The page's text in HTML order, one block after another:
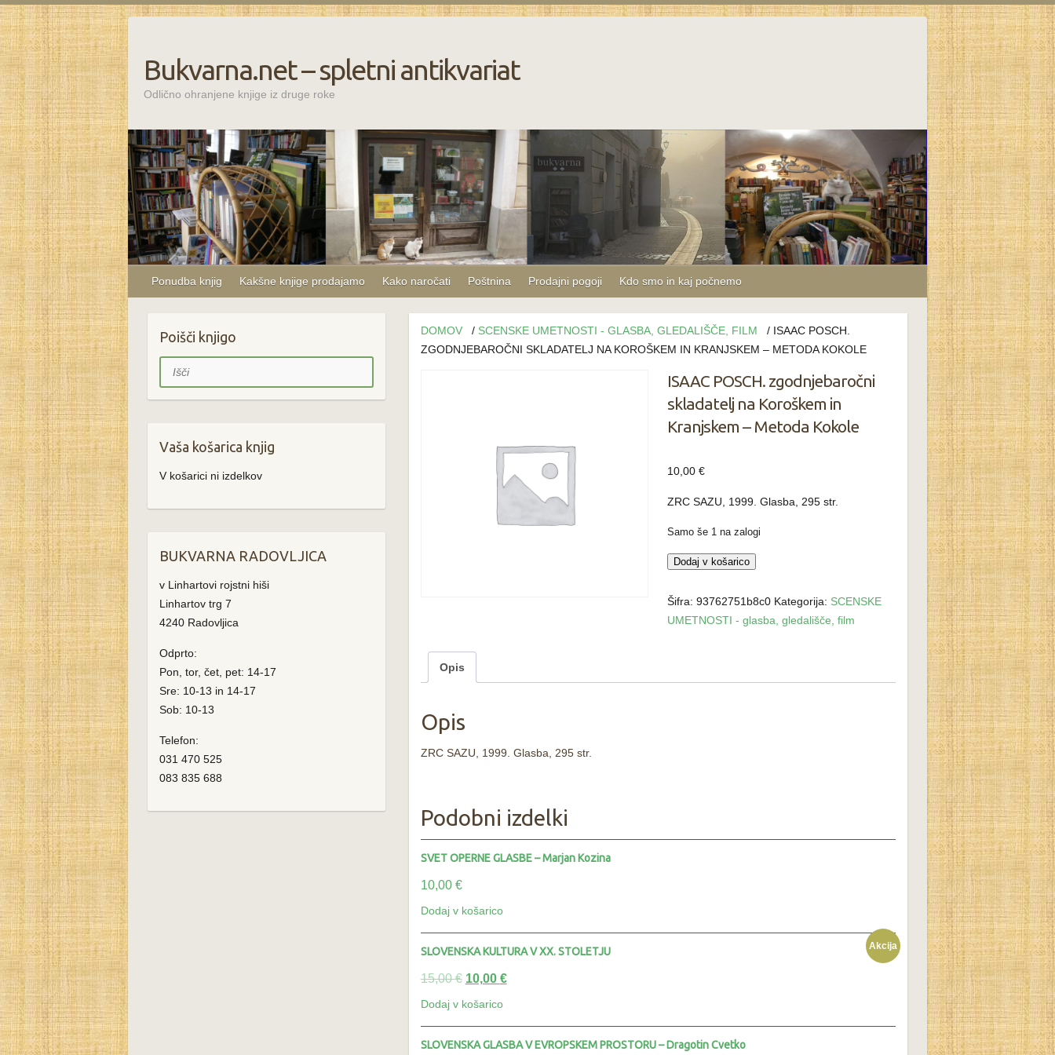
Bukvarna.net – spletni antikvariat
Odlično ohranjene knjige iz druge roke
Ponudba knjig Kakšne knjige prodajamo Kako naročati Poštnina Prodajni pogoji Kdo smo in kaj počnemo
DOMOV / SCENSKE UMETNOSTI - GLASBA, GLEDALIŠČE, FILM
/ ISAAC POSCH.
ZGODNJEBAROČNI SKLADATELJ NA KOROŠKEM IN KRANJSKEM – METODA KOKOLE
ISAAC POSCH. zgodnjebaročni
skladatelj na Koroškem in
Kranjskem – Metoda Kokole
10,00€
ZRC SAZU, 1999. Glasba, 295 str.
Samo še 1 na zalogi
ISAAC
zgodnjebaročni
skladatelj
Dodaj v košarico
Šifra:93762751b8c0 Kategorija: SCENSKE
UMETNOSTI - glasba, gledališče, film
Opis
Opis
ZRC SAZU, 1999. Glasba, 295 str.
Podobni izdelki
SVET OPERNE GLASBE – Marjan Kozina
10,00 €
Dodaj v košarico
Akcija
SLOVENSKA KULTURA V XX. STOLETJU
15,00€ 10,00 €
Dodaj v košarico
SLOVENSKA GLASBA V EVROPSKEM PROSTORU – Dragotin Cvetko
Poišči knjigo
Išči
Vaša košarica knjig
V košarici ni izdelkov
BUKVARNA RADOVLJICA
v Linhartovi rojstni hiši
Linhartov trg 7
4240 Radovljica
Odprto:
Pon, tor, čet, pet: 14-17
Sre: 10-13 in 14-17
Sob: 10-13
Telefon:
031 470 525
083 835 688